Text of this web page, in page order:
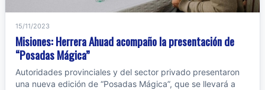
15/11/2023
Misiones: Herrera Ahuad acompaño la presentación de
“Posadas Mágica”
Autoridades provinciales y del sector privado presentaron
una nueva edición de “Posadas Mágica”, que se llevará a